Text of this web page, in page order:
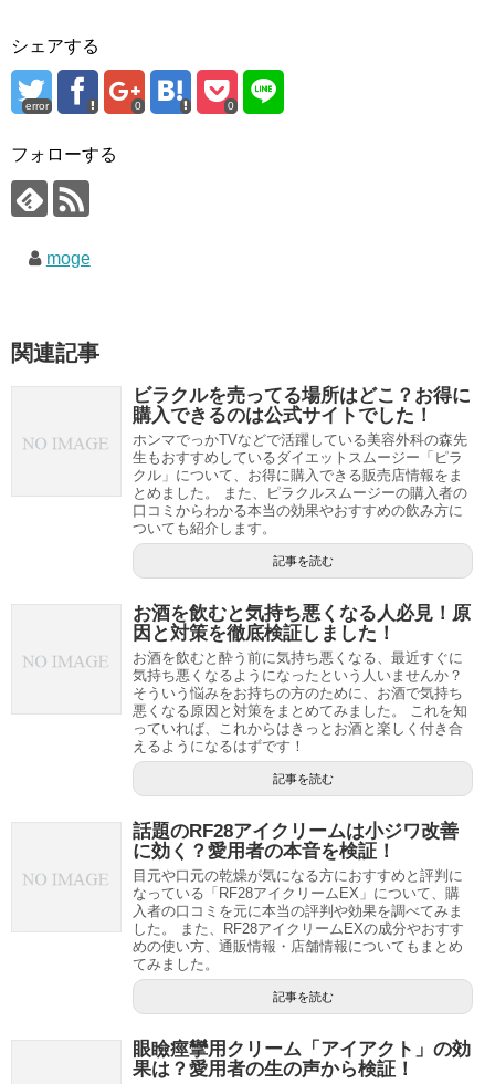
シェアする
error 0 0
フォローする
moge
関連記事
ビラクルを売ってる場所はどこ？お得に
購入できるのは公式サイトでした！
ホンマでっかTVなどで活躍している美容外科の森先
生もおすすめしているダイエットスムージー「ピラ
クル」について、お得に購入できる販売店情報をま
とめました。 また、ピラクルスムージーの購入者の
口コミからわかる本当の効果やおすすめの飲み方に
ついても紹介します。
記事を読む
お酒を飲むと気持ち悪くなる人必見！原
因と対策を徹底検証しました！
お酒を飲むと酔う前に気持ち悪くなる、最近すぐに
気持ち悪くなるようになったという人いませんか？
そういう悩みをお持ちの方のために、お酒で気持ち
悪くなる原因と対策をまとめてみました。 これを知
っていれば、これからはきっとお酒と楽しく付き合
えるようになるはずです！
記事を読む
話題のRF28アイクリームは小ジワ改善
に効く？愛用者の本音を検証！
目元や口元の乾燥が気になる方におすすめと評判に
なっている「RF28アイクリームEX」について、購
入者の口コミを元に本当の評判や効果を調べてみま
した。 また、RF28アイクリームEXの成分やおすす
めの使い方、通販情報・店舗情報についてもまとめ
てみました。
記事を読む
眼瞼痙攣用クリーム「アイアクト」の効
果は？愛用者の生の声から検証！